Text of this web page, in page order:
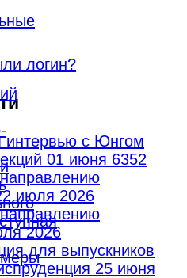
логин?
с Юнгом
01 июня 6352
июля 2026
2026
для выпускников
25 июня